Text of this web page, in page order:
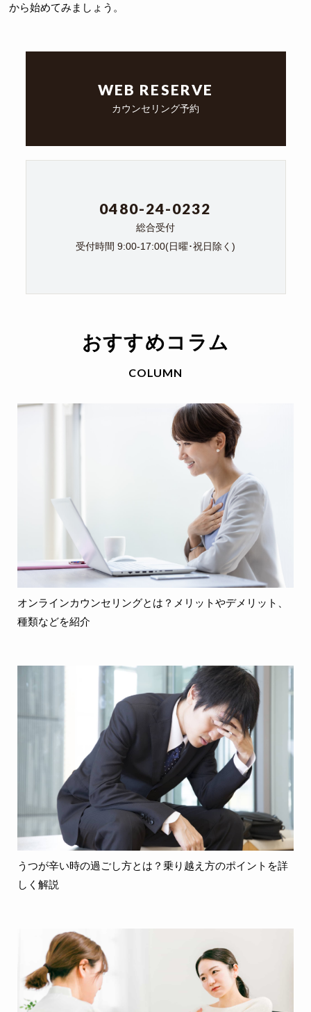
から始めてみましょう。
WEB RESERVE
カウンセリング予約
0480-24-0232
総合受付
受付時間 9:00-17:00(日曜･祝日除く)
おすすめコラム
COLUMN
オンラインカウンセリングとは？メリットやデメリット、
種類などを紹介
うつが辛い時の過ごし方とは？乗り越え方のポイントを詳
しく解説